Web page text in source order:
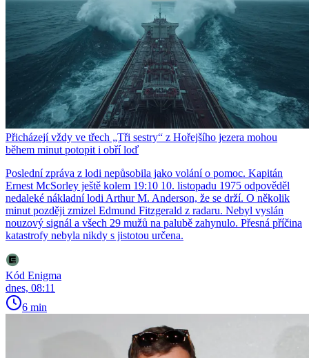
Přicházejí vždy ve třech „Tři sestry“ z Hořejšího jezera mohou
během minut potopit i obří loď
Poslední zpráva z lodi nepůsobila jako volání o pomoc. Kapitán
Ernest McSorley ještě kolem 19:10 10. listopadu 1975 odpověděl
nedaleké nákladní lodi Arthur M. Anderson, že se drží. O několik
minut později zmizel Edmund Fitzgerald z radaru. Nebyl vyslán
nouzový signál a všech 29 mužů na palubě zahynulo. Přesná příčina
katastrofy nebyla nikdy s jistotou určena.
Kód Enigma
dnes, 08:11
6 min